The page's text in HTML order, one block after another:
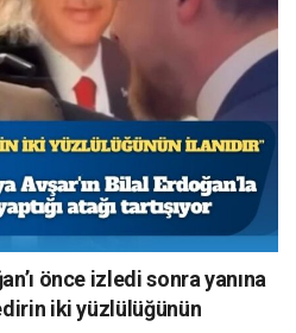
önce izledi sonra yanına
iki yüzlülüğünün